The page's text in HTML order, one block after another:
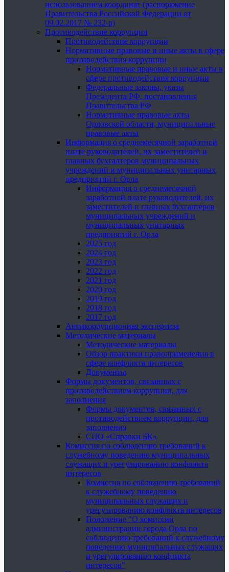
использованием координат (распоряжение
Правительства Российской Федерации от
09.02.2017 № 232-р)
Противодействие коррупции
Противодействие коррупции
Нормативные правовые и иные акты в сфере
противодействия коррупции
Нормативные правовые и иные акты в
сфере противодействия коррупции
Федеральные законы, указы
Президента РФ, постановления
Правительства РФ
Нормативные правовые акты
Орловской области, муниципальные
правовые акты
Информация о среднемесячной заработной
плате руководителей, их заместителей и
главных бухгалтеров муниципальных
учреждений и муниципальных унитарных
предприятий г. Орла
Информация о среднемесячной
заработной плате руководителей, их
заместителей и главных бухгалтеров
муниципальных учреждений и
муниципальных унитарных
предприятий г. Орла
2025 год
2024 год
2023 год
2022 год
2021 год
2020 год
2019 год
2018 год
2017 год
Антикоррупционная экспертиза
Методические материалы
Методические материалы
Обзор практики правоприменения в
сфере конфликта интересов
Документы
Формы документов, связанных с
противодействием коррупции, для
заполнения
Формы документов, связанных с
противодействием коррупции, для
заполнения
СПО «Справки БК»
Комиссия по соблюдению требований к
служебному поведению муниципальных
служащих и урегулированию конфликта
интересов
Комиссия по соблюдению требований
к служебному поведению
муниципальных служащих и
урегулированию конфликта интересов
Положение "О комиссии
администрации города Орла по
соблюдению требований к служебному
поведению муниципальных служащих
и урегулированию конфликта
интересов"